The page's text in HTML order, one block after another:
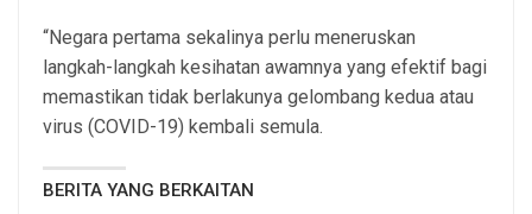
“Negara pertama sekalinya perlu meneruskan
langkah-langkah kesihatan awamnya yang efektif bagi
memastikan tidak berlakunya gelombang kedua atau
virus (COVID-19) kembali semula.
BERITA YANG BERKAITAN